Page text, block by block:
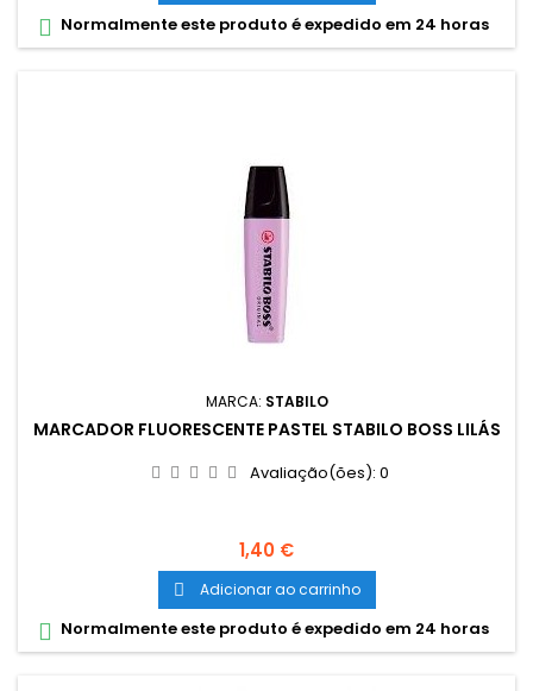
 Normalmente este produto é expedido em 24 horas
MARCA: STABILO
MARCADOR FLUORESCENTE PASTEL STABILO BOSS LILÁS
Avaliação(ões): 0
Preço
1,40 €
 Adicionar ao carrinho
 Normalmente este produto é expedido em 24 horas